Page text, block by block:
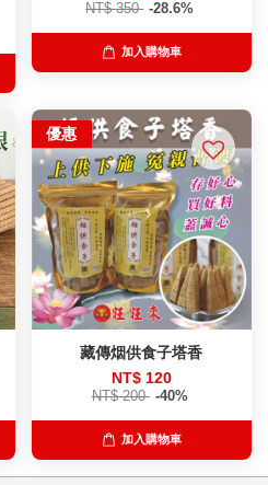
NT$ 350 -28.6%
加入購物車
優惠
藏傳烟供食子塔香
NT$ 120
NT$ 200 -40%
加入購物車